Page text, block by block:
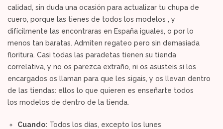
calidad, sin duda una ocasión para actualizar tu chupa de
cuero, porque las tienes de todos los modelos , y
difícilmente las encontraras en España iguales, o por lo
menos tan baratas. Admiten regateo pero sin demasiada
floritura. Casi todas las paradetas tienen su tienda
correlativa, y no os parezca extraño, ni os asusteis si los
encargados os llaman para que les sigais, y os llevan dentro
de las tiendas: ellos lo que quieren es enseñarte todos
los modelos de dentro de la tienda.
Cuando: Todos los días, excepto los lunes